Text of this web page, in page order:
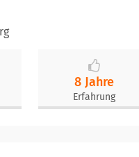
8 Jahre
Erfahrung